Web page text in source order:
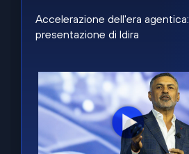
Accelerazione dell'era agentica:
presentazione di Idira